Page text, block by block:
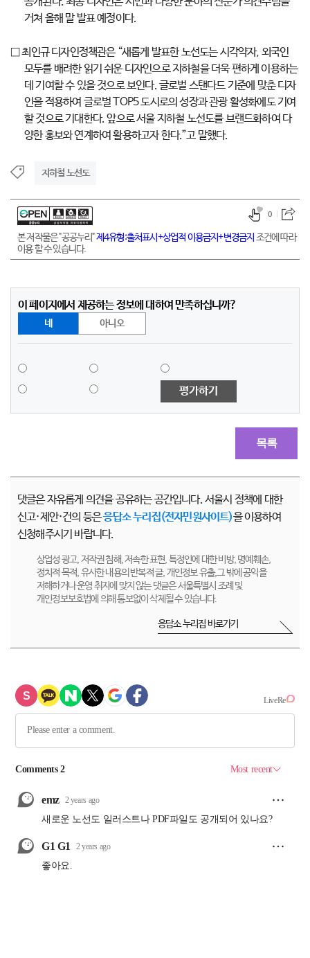
거쳐 올해 말 발표 예정이다.
□ 최인규 디자인정책관은 “새롭게 발표한 노선도는 시각약자, 외국인
모두를 배려한 읽기 쉬운 디자인으로 지하철을 더욱 편하게 이용하는
데 기여할 수 있을 것으로 보인다. 글로벌 스탠다드 기준에 맞춘 디자
인을 적용하여 글로벌 TOP5 도시로의 성장과 관광 활성화에도 기여
할 것으로 기대한다. 앞으로 서울 지하철 노선도를 브랜드화하여 다
양한 홍보와 연계하여 활용하고자 한다.”고 말했다.
지하철 노선도
본 저작물은 "공공누리"제4유형:출처표시+상업적 이용금지+변경금지 조건에 따라
이용 할 수 있습니다.
0
이 페이지에서 제공하는 정보에 대하여 만족하십니까?
네 아니오
평가하기
목록
댓글은 자유롭게 의견을 공유하는 공간입니다. 서울시 정책에 대한
신고·제안·건의 등은응답소 누리집(전자민원사이트)을 이용하여
신청해주시기 바랍니다.
상업성 광고, 저작권 침해, 저속한 표현, 특정인에 대한 비방, 명예훼손,
정치적 목적, 유사한 내용의 반복적 글, 개인정보 유출,그 밖에 공익을
저해하거나 운영 취지에 맞지 않는 댓글은 서울특별시 조례 및
개인정보보호법에 의해 통보없이 삭제될 수 있습니다.
응답소 누리집 바로가기